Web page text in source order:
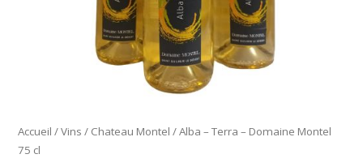
Accueil /Vins / Chateau Montel / Alba – Terra – Domaine Montel
75 cl